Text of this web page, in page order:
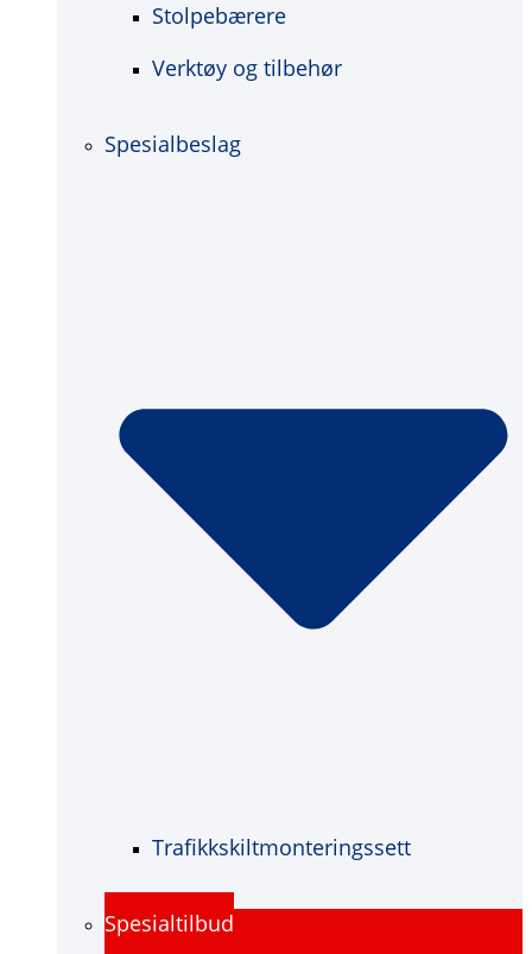
Stolpebærere
Verktøy og tilbehør
Spesialbeslag
Trafikkskiltmonteringssett
Spesialtilbud